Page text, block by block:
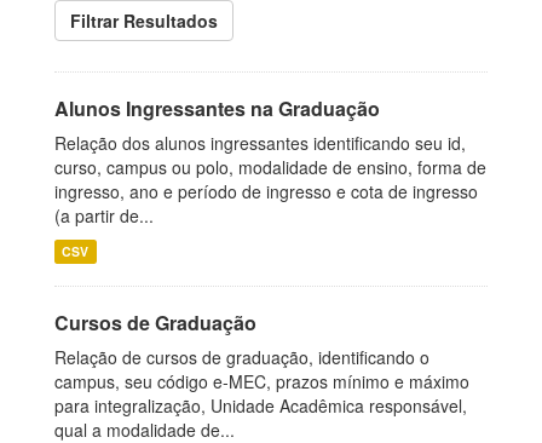
Filtrar Resultados
Alunos Ingressantes na Graduação
Relação dos alunos ingressantes identificando seu id,
curso, campus ou polo, modalidade de ensino, forma de
ingresso, ano e período de ingresso e cota de ingresso
(a partir de...
CSV
Cursos de Graduação
Relação de cursos de graduação, identificando o
campus, seu código e-MEC, prazos mínimo e máximo
para integralização, Unidade Acadêmica responsável,
qual a modalidade de...